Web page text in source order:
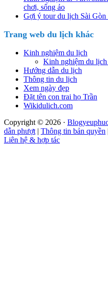
chơi, sống ảo
Gợi ý tour du lịch Sài
Trang web du lịch khác
Kinh nghiệm du lịch
Kinh nghiệm du
Hướng dẫn du lịch
Thông tin du lịch
Xem ngày đẹp
Đặt tên con trai họ Trần
Wikidulich.com
Copyright © 2026 ·
dẫn phượt | Thông tin bản quyền
Liên hệ & hợp tác